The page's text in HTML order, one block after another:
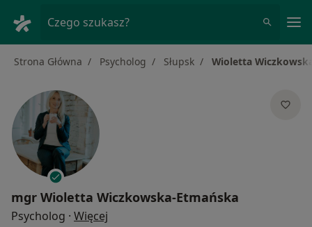
Czego szukasz?
Strona Główna Psycholog Słupsk Wioletta
mgr Wioletta Wiczkowska-Etmańska
Psycholog · Więcej